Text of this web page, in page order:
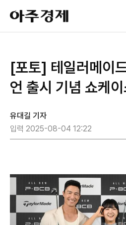
아
주
경
[포토] 테일러메이
언 출시 기념 쇼케
유대길 기자
입력 2025-08-04 12:22